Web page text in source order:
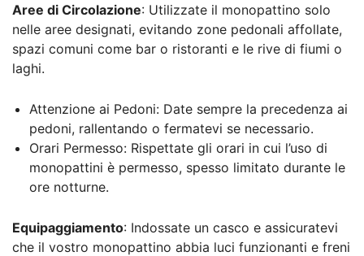
Aree di Circolazione: Utilizzate il monopattino solo
nelle aree designati, evitando zone pedonali affollate,
spazi comuni come bar o ristoranti e le rive di fiumi o
laghi.
Attenzione ai Pedoni: Date sempre la precedenza ai
pedoni, rallentando o fermatevi se necessario.
Orari Permesso: Rispettate gli orari in cui l’uso di
monopattini è permesso, spesso limitato durante le
ore notturne.
Equipaggiamento: Indossate un casco e assicuratevi
che il vostro monopattino abbia luci funzionanti e freni